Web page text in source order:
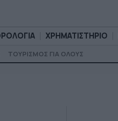
ΧΡΗΜΑΤΙΣΤΗΡΙΟ
ΤΟΥΡΙΣΜΟΣ ΓΙΑ ΟΛΟΥΣ